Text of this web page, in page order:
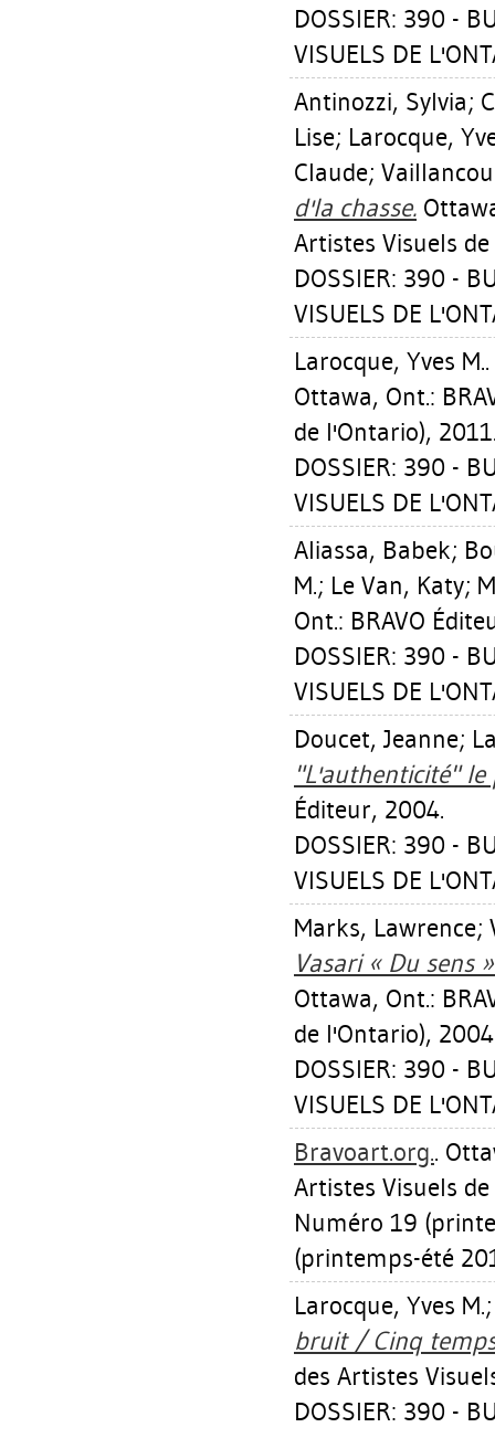
DOSSIER: 390 -
VISUELS DE
Antinozzi, Sylvia;
Lise; Larocque,
Claude;
d'la chasse.
Artistes Visuels
DOSSIER: 390 -
VISUELS DE
Larocque, Yves M..
Ottawa, Ont.:
de l'Ontario),
DOSSIER: 390 -
VISUELS DE
Aliassa, Babek;
M.; Le Van, Katy;
Ont.: BRAVO
DOSSIER: 390 -
VISUELS DE
Doucet, Jeanne;
"L'authenticité"
Éditeur, 2004.
DOSSIER: 390 -
VISUELS DE
Marks, Lawrence;
Vasari « Du sens
Ottawa, Ont.:
de l'Ontario),
DOSSIER: 390 -
VISUELS DE
Bravoart.org..
Artistes Visuels
Numéro 19
(printemps-été
Larocque, Yves M.
bruit / Cinq
des Artistes
DOSSIER: 390 -